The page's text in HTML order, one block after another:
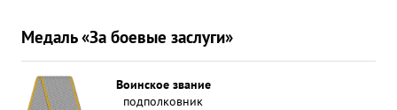
Медаль «За боевые заслуги»
Воинское звание
подполковник